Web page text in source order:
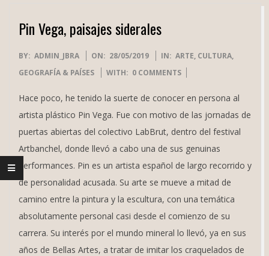
Pin Vega, paisajes siderales
2019-
05-
BY: ADMIN_JBRA ON: 28/05/2019 IN: ARTE, CULTURA,
GEOGRAFÍA & PAÍSES
WITH: 0 COMMENTS
Hace poco, he tenido la suerte de conocer en persona al
artista plástico Pin Vega. Fue con motivo de las jornadas de
puertas abiertas del colectivo LabBrut, dentro del festival
Artbanchel, donde llevó a cabo una de sus genuinas
performances. Pin es un artista español de largo recorrido y
de personalidad acusada. Su arte se mueve a mitad de
camino entre la pintura y la escultura, con una temática
absolutamente personal casi desde el comienzo de su
carrera. Su interés por el mundo mineral lo llevó, ya en sus
años de Bellas Artes, a tratar de imitar los craquelados de